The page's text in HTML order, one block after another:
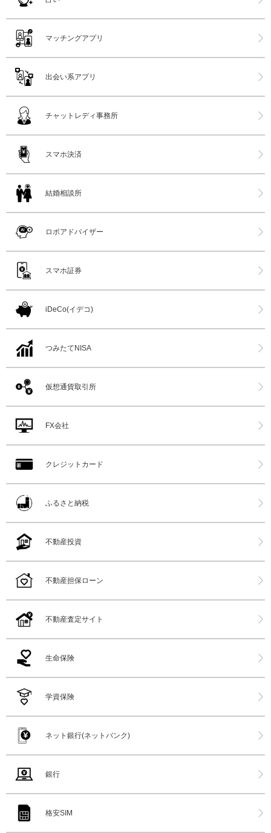
マッチングアプリ
出会い系アプリ
チャットレディ事務所
スマホ決済
結婚相談所
ロボアドバイザー
スマホ証券
iDeCo(イデコ)
つみたてNISA
仮想通貨取引所
FX会社
クレジットカード
ふるさと納税
不動産投資
不動産担保ローン
不動産査定サイト
生命保険
学資保険
ネット銀行(ネットバンク)
銀行
格安SIM